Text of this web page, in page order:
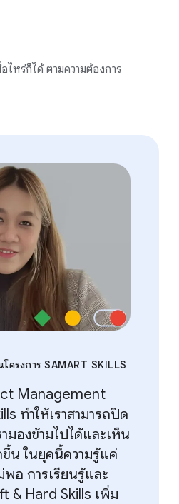
ไหร่ก็ได้ ตามความต้องการ
โครงการ SAMART SKILLS
Management
ทำให้เราสามารถปิด
มองข้ามไปได้และเห็น
น ในยุคนี้ความรู้แค่
พอ การเรียนรู้และ
& Hard Skills เพิ่ม